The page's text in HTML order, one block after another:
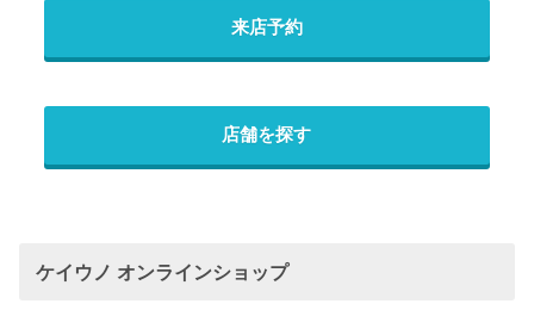
来店予約
店舗を探す
ケイウノ オンラインショップ